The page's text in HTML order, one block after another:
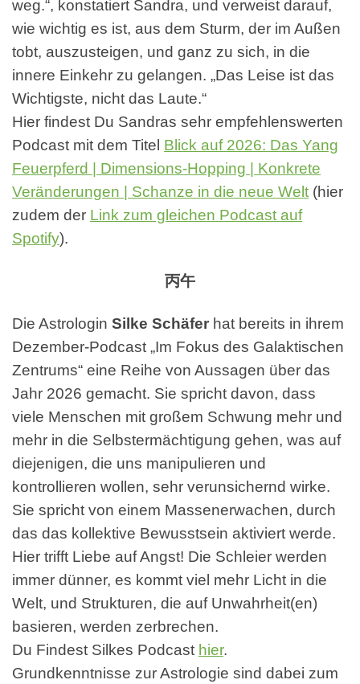
weg.“, konstatiert Sandra, und verweist darauf,
wie wichtig es ist, aus dem Sturm, der im Außen
tobt, auszusteigen, und ganz zu sich, in die
innere Einkehr zu gelangen. „Das Leise ist das
Wichtigste, nicht das Laute.“
Hier findest Du Sandras sehr empfehlenswerten
Podcast mit dem Titel Blick auf 2026: Das Yang
Feuerpferd | Dimensions-Hopping | Konkrete
Veränderungen | Schanze in die neue Welt (hier
zudem der Link zum gleichen Podcast auf
Spotify).
丙午
Die Astrologin Silke Schäfer hat bereits in ihrem
Dezember-Podcast „Im Fokus des Galaktischen
Zentrums“ eine Reihe von Aussagen über das
Jahr 2026 gemacht. Sie spricht davon, dass
viele Menschen mit großem Schwung mehr und
mehr in die Selbstermächtigung gehen, was auf
diejenigen, die uns manipulieren und
kontrollieren wollen, sehr verunsichernd wirke.
Sie spricht von einem Massenerwachen, durch
das das kollektive Bewusstsein aktiviert werde.
Hier trifft Liebe auf Angst! Die Schleier werden
immer dünner, es kommt viel mehr Licht in die
Welt, und Strukturen, die auf Unwahrheit(en)
basieren, werden zerbrechen.
Du Findest Silkes Podcast hier.
Grundkenntnisse zur Astrologie sind dabei zum